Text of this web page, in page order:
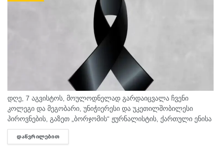
დღე, 7 აგვისტოს, მოულოდნელად გარდაიცვალა ჩვენი
კოლეგი და მეგობარი, უნიჭიერესი და უკეთილშობილესი
პიროვნების, გაზეთ „ბორჯომის“ ჟურნალისტის, ქართული ენისა
და ლიტერატურის პედაგოგი მონიკა ჭანტურია. "მეგა ტვ"
უდიდეს მწუხარებას გამოვხატავს მონიკა ჭანტურიას
ᲓᲐᲬᲕᲠᲘᲚᲔᲑᲘᲗ